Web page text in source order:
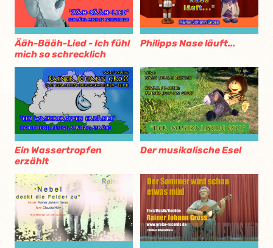
Ääh-Bääh-Lied - Ich fühl
mich so schrecklich
Philipps Nase läuft...
Ein Wassertropfen
erzählt
Der musikalische Esel